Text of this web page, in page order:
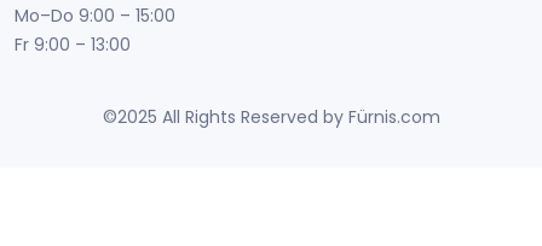
Mo–Do 9:00 – 15:00
Fr 9:00 – 13:00
©2025 All Rights Reserved by Fürnis.com